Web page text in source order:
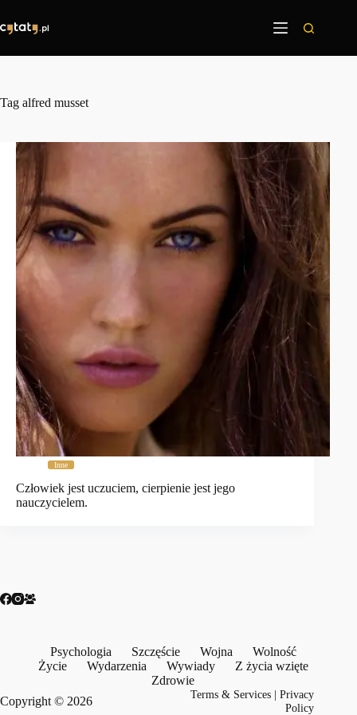
treści
Tag alfred musset
Inne
Człowiek jest uczuciem, cierpienie jest jego
nauczycielem.
Psychologia Szczęście Wojna
Wolność
Życie
Wydarzenia Wywiady
Z życia wzięte
Zdrowie
Copyright © 2026
Terms & Services |Privacy
Policy